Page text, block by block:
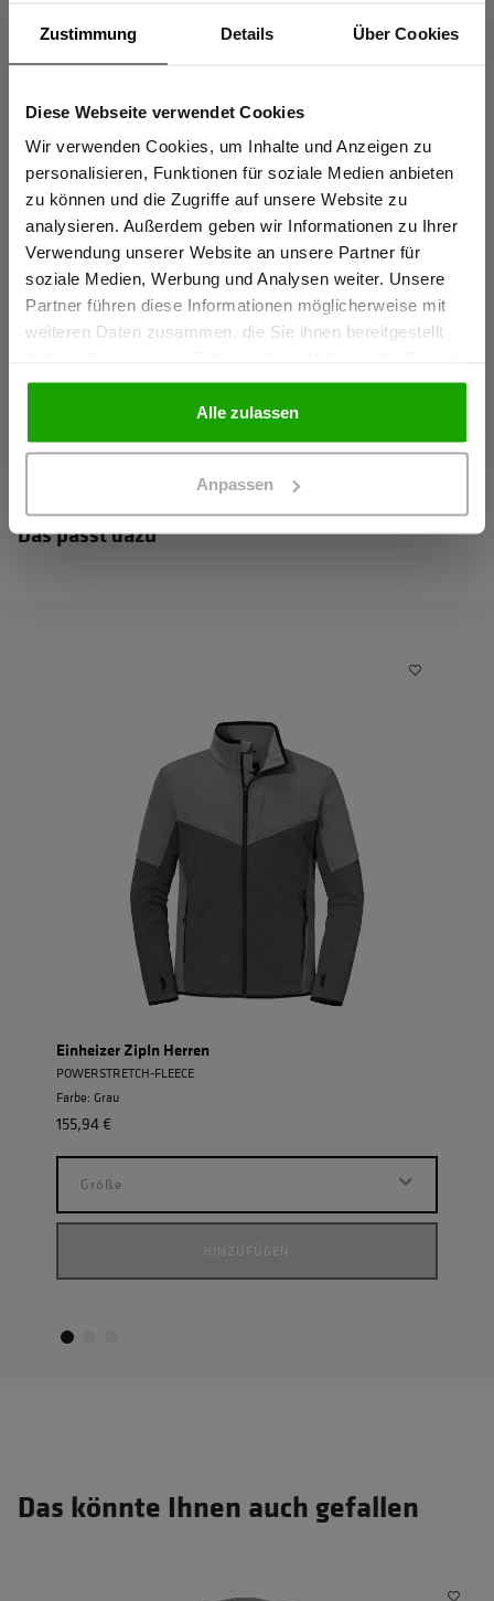
Zustimmung Details Über Cookies
Diese Webseite verwendet Cookies
Wir verwenden Cookies, um Inhalte und Anzeigen zu
personalisieren, Funktionen für soziale Medien anbieten
zu können und die Zugriffe auf unsere Website zu
analysieren. Außerdem geben wir Informationen zu Ihrer
Verwendung unserer Website an unsere Partner für
soziale Medien, Werbung und Analysen weiter. Unsere
Partner führen diese Informationen möglicherweise mit
weiteren Daten zusammen, die Sie ihnen bereitgestellt
gesammelt haben.
Alle zulassen
Anpassen
Tasche komplett geschlossen:
Blickdicht und sicher verstautes
Werkzeug.
Reißverschluss
Schneller Zugriff
Werkzeug möglich.
Das passt dazu
Einheizer ZipIn Herren
POWERSTRETCH-FLEECE
Farbe: Grau
155,94 €
Größe
HINZUFÜGEN
Das könnte Ihnen auch gefallen
Sind Sie
Gewerbetreibender?
Ich bestätige, dass ich Gewerbetreibender bin. Alle
Preise werden netto ausgewiesen.